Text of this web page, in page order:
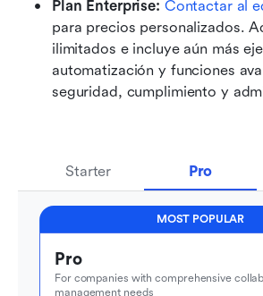
Plan Enterprise: Contactar al
para precios personalizados.
ilimitados e incluye aún más
automatización y funciones
seguridad, cumplimiento y
Starter Pro
MOST POPULAR
Pro
For companies with comprehensive
management needs